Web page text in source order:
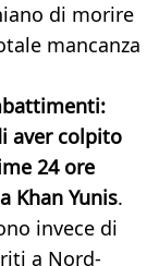
di morire
mancanza
aver colpito
24 ore
Khan Yunis.
invece di
a Nord-